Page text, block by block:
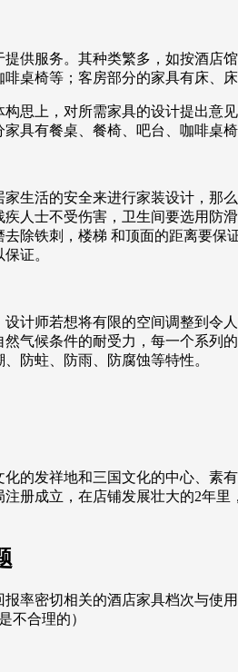
供服务。其种类繁多，如按酒店
桌椅等；客房部分的家具有床、
思上，对所需家具的设计提出意
具有餐桌、餐椅、吧台、咖啡桌
生活的安全来进行家装设计，
人士不受伤害，卫生间要选用防
除铁刺，楼梯 和顶面的距离要
证。
计师若想将有限的空间调整到
气候条件的耐受力，每一个系
防蛀、防雨、防腐蚀等特性。
的发祥地和三国文化的中心、素
注册成立，在店铺发展壮大的2年
率密切相关的酒店家具档次与
不合理的）